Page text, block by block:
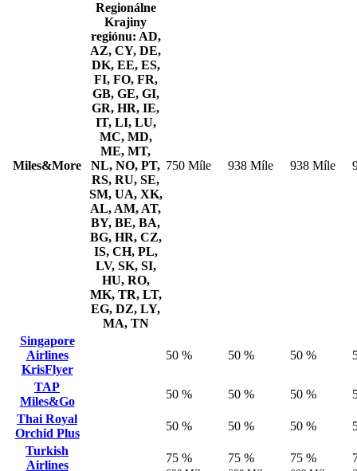
Miles&More
Regionálne
Krajiny
regiónu: AD,
AZ, CY, DE,
DK, EE, ES,
FI, FO, FR,
GB, GE, GI,
GR, HR, IE,
IT, LI, LU,
MC, MD,
ME, MT,
NL, NO, PT,
RS, RU, SE,
SM, UA, XK,
AL, AM, AT,
BY, BE, BA,
BG, HR, CZ,
IS, CH, PL,
LV, SK, SI,
HU, RO,
MK, TR, LT,
EG, DZ, LY,
MA, TN
750 Míle 938 Míle 938 Míle
Singapore
Airlines
KrisFlyer
50 % 50 % 50 %
TAP
Miles&Go
50 % 50 % 50 %
Thai Royal
Orchid Plus
50 % 50 % 50 %
Turkish
Airlines
75 % 75 % 75 %